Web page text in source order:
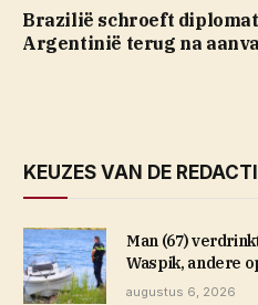
Brazilië schroeft
Argentinië terug na
KEUZES VAN DE
Man (67)
Waspik, andere
augustus 6, 2026